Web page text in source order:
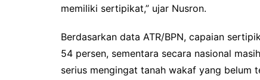
memiliki sertipikat,” ujar Nusron.
Berdasarkan data ATR/BPN, capaian
54 persen, sementara secara nasional
serius mengingat tanah wakaf yang